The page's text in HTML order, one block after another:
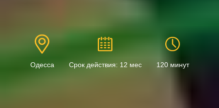
Одесса Срок действия: 12 мес 120 минут